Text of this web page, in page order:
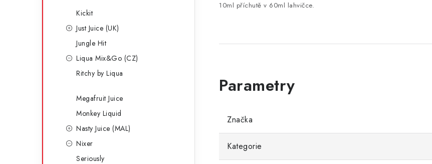
Kickit
Just Juice (UK)
Jungle Hit
Liqua Mix&Go (CZ)
Ritchy by Liqua
Megafruit Juice
Monkey Liquid
Nasty Juice (MAL)
Nixer
Seriously
10ml příchutě v 60ml lahvičce.
Značka
Kategorie